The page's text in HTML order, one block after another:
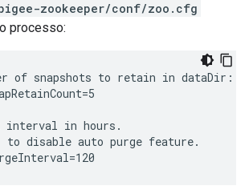
zookeeper/conf/zoo.cfg
processo:
of snapshots to retain in dataDir:
interval in hours.
disable auto purge feature.